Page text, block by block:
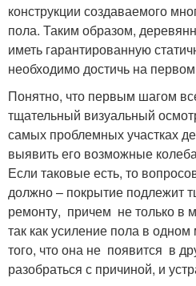
конструкции создаваемого
пола. Таким образом,
иметь гарантированную
необходимо достичь на
Понятно, что первым шагом
тщательный визуальный
самых проблемных участках
выявить его возможные
Если таковые есть, то
должно – покрытие подлежит
ремонту, причем не только в
так как усиление пола в одном
того, что она не появится в
разобраться с причиной, и